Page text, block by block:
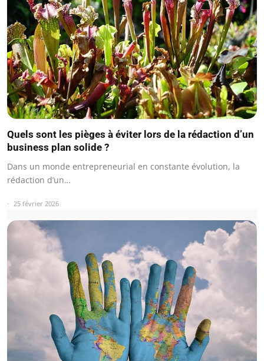
Quels sont les pièges à éviter lors de la rédaction d’un
business plan solide ?
Dans un monde entrepreneurial en constante évolution, la
rédaction d’un…
25 février 2026